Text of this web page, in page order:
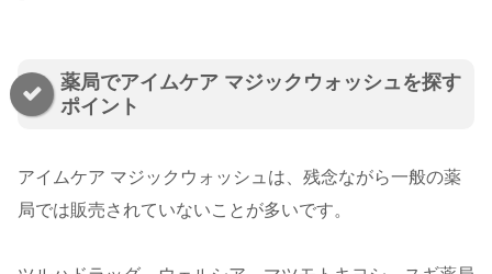
薬局でアイムケア マジックウォッシュを探す
ポイント
アイムケア マジックウォッシュは、残念ながら一般の薬
局では販売されていないことが多いです。